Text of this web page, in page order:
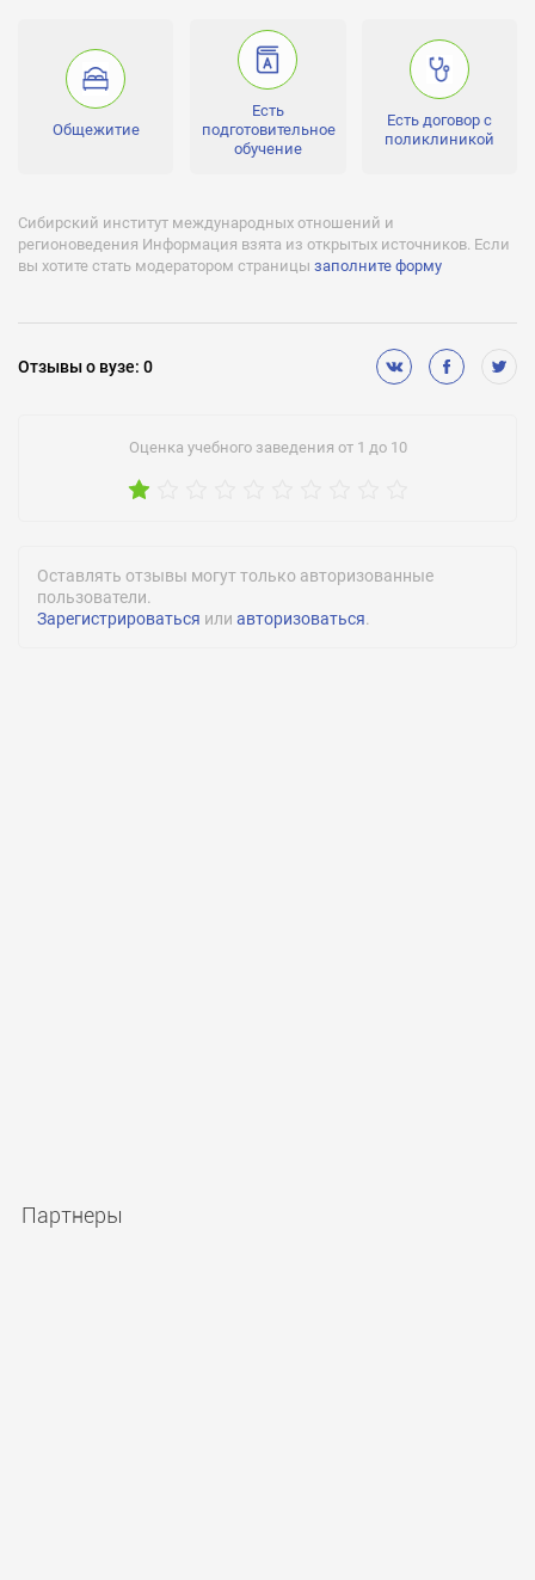
Стоимость обучения:
от 34000 до 68000 RUR за год
Проходной балл:
№2526 от 05 марта 2013 года, серия ААА №002645
Аккредитации:
№0701 от 08 июля 2013 года, серия 90А01 №0000756
Бюджетное финансирование (бесплатное обучение):
Негосударственное финансирование (платное обучение):
Отсрочка от службы:
Подготовительное обучение:
Есть
Общежитие
Есть
подготовительное
обучение
Есть договор с
поликлиникой
Сибирский институт международных отношений и
регионоведения Информация взята из открытых источников. Если
вы хотите стать модератором страницы заполните форму
Отзывыо вузе: 0
Оценка учебного заведения от 1 до 10
Оставлять отзывы могут только авторизованные
пользователи.
Зарегистрироваться или авторизоваться.
Партнеры